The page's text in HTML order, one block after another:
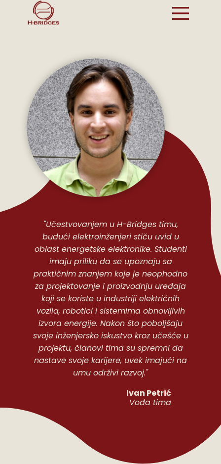
POČETNA
O NAMA
PROJEKTI
TIM
PARTNERI
VESTI
GALERIJA
KONTAKT
EN
"Učestvovanjem u H-Bridges timu,
budući elektroinženjeri stiču uvid u
oblast energetske elektronike. Studenti
imaju priliku da se upoznaju sa
praktičnim znanjem koje je neophodno
za projektovanje i proizvodnju uređaja
koji se koriste u industriji električnih
vozila, robotici i sistemima obnovljivih
izvora energije. Nakon što poboljšaju
svoje inženjersko iskustvo kroz učešće u
projektu, članovi tima su spremni da
nastave svoje karijere, uvek imajući na
umu održivi razvoj."
Ivan Petrić
Vođa tima